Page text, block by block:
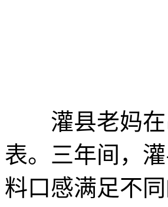
灌县老妈在
表。三年间，
料口感满足不